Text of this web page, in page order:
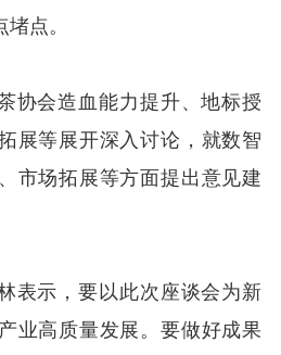
点。
协会造血能力提升、地标授
展等展开深入讨论，就数智
市场拓展等方面提出意见建
表示，要以此次座谈会为新
业高质量发展。要做好成果